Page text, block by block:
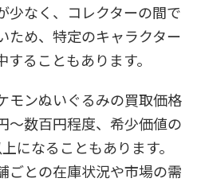
少なく、コレクターの間で
ため、特定のキャラクター
ることもあります。
モンぬいぐるみの買取価格
～数百円程度、希少価値の
になることもあります。
ごとの在庫状況や市場の需